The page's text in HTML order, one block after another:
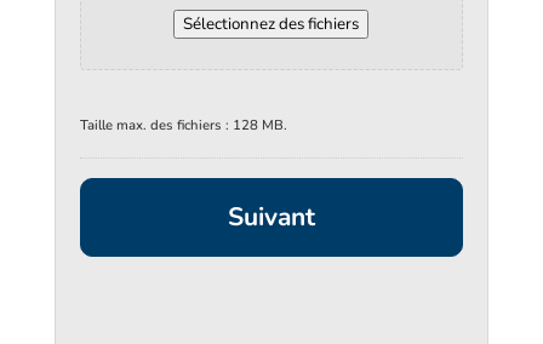
Sélectionnez des fichiers
Taille max. des fichiers : 128 MB.